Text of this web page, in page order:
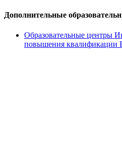
Дополнительные
Образовательные центры
повышения квалификации